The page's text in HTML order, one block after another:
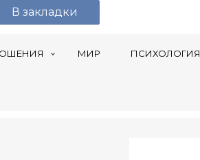
МИР ПСИХОЛОГИЯ
В закладки